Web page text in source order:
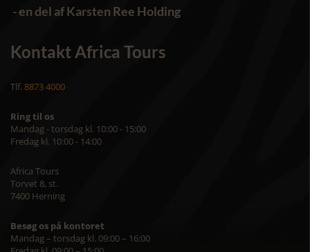
- en del af Karsten Ree Holding
Kontakt Africa Tours
Tlf. 8873 4000
Ring til os
Mandag - torsdag kl. 10:00 - 15:00
Fredag kl. 10:00 - 14:00
Africa Tours
Torvet 8, st.
7400 Herning
Besøg os på kontoret
Mandag – torsdag kl. 09:00 – 16:00